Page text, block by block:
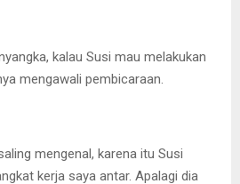
kalau Susi mau melakukan
mengawali pembicaraan.
mengenal, karena itu Susi
kerja saya antar. Apalagi dia